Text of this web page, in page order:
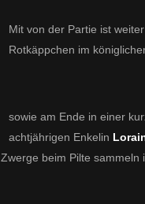
Mit von der Partie ist weiter
Rotkäppchen im
sowie am Ende in einer
achtjährigen Enkelin
Zwerge beim Pilte sammeln